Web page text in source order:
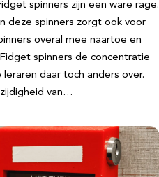
spinners zijn een ware rage.
deze spinners zorgt ook voor
overal mee naartoe en
spinners de concentratie
daar toch anders over.
van…